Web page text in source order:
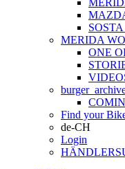
MERIDA
ONE
Find your
de-CH
Login